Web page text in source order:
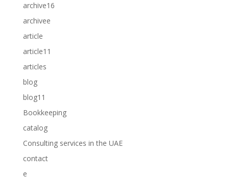
archive16
archivee
article
article11
articles
blog
blog11
Bookkeeping
catalog
Consulting services in the UAE
contact
e